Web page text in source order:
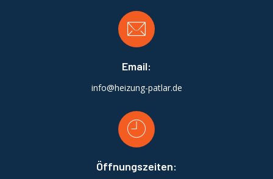
Email:
info@heizung-patlar.de
Öffnungszeiten: